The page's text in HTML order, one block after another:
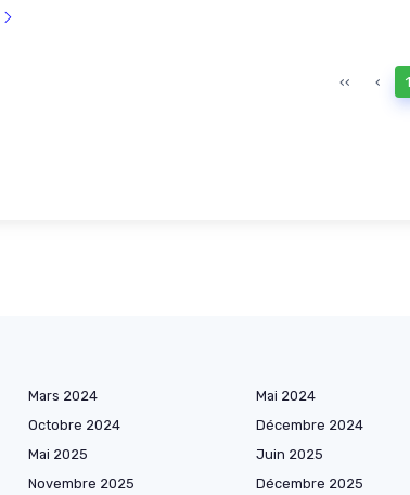
‹‹ ‹ 1
Mars 2024 Mai 2024
Octobre 2024 Décembre 2024
Mai 2025 Juin 2025
Novembre 2025 Décembre 2025